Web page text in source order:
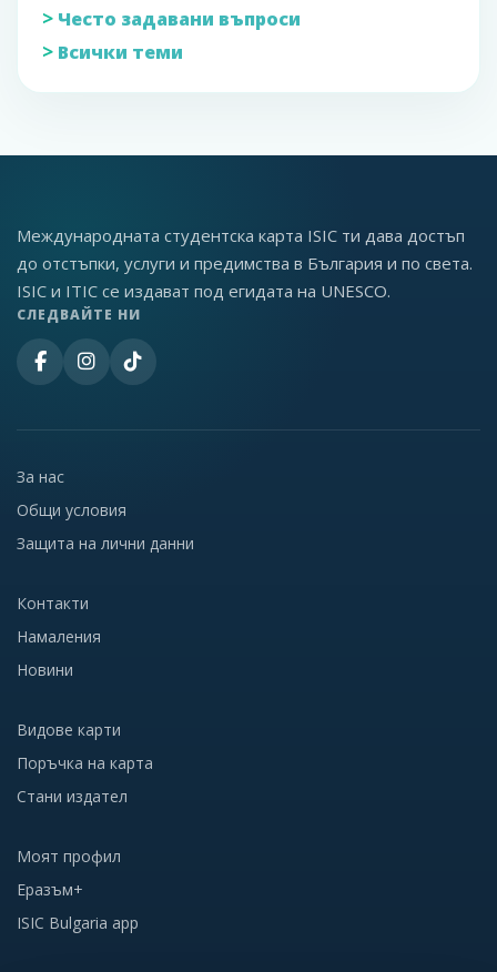
> Често задавани въпроси
> Всички теми
Международната студентска карта ISIC ти дава достъп
до отстъпки, услуги и предимства в България и по света.
ISIC и ITIC се издават под егидата на UNESCO.
СЛЕДВАЙТЕ НИ
За нас
Общи условия
Защита на лични данни
Контакти
Намаления
Новини
Видове карти
Поръчка на карта
Стани издател
Моят профил
Еразъм+
ISIC Bulgaria app